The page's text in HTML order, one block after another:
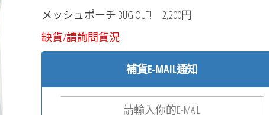
メッシュポーチ BUG OUT! 2,200円
缺貨/請詢問貨況
補貨E-MAIL通知